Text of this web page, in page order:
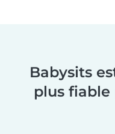
Babysits
plus